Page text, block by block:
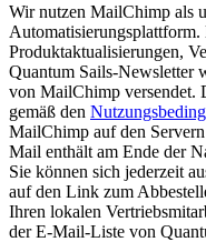
Wir nutzen MailChimp als
Produktaktualisierungen,
Quantum Sails-Newsletter
von MailChimp versendet.
gemäß den
MailChimp auf den
Mail enthält am Ende der
Sie können sich jederzeit
auf den Link zum
Ihren lokalen
der E-Mail-Liste von